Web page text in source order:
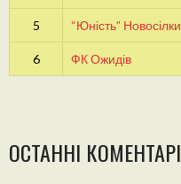
5 “Юність” Новосілки
6 ФК Ожидів
ОСТАННІ КОМЕНТАРІ